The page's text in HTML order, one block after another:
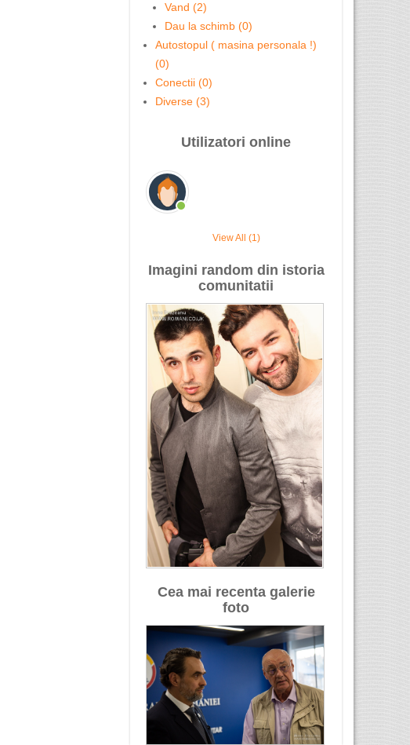
Vand (2)
Dau la schimb (0)
Autostopul ( masina personala !)
(0)
Conectii (0)
Diverse (3)
Utilizatori online
View All (1)
Imagini random din istoria
comunitatii
Cea mai recenta galerie
foto